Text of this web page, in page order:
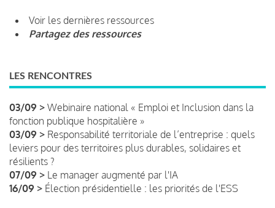
Voir les dernières ressources
Partagez des ressources
LES RENCONTRES
03/09 > Webinaire national « Emploi et Inclusion dans la
fonction publique hospitalière »
03/09 > Responsabilité territoriale de l’entreprise : quels
leviers pour des territoires plus durables, solidaires et
résilients ?
07/09 > Le manager augmenté par l'IA
16/09 > Élection présidentielle : les priorités de l'ESS